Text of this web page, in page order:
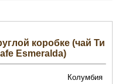
коробке (чай Ти
Esmeralda)
Колумбия